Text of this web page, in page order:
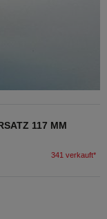
117 MM
341 verkauft*